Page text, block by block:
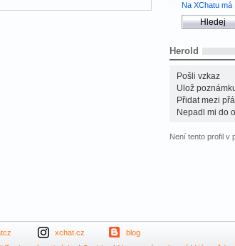
Na XChatu má
Herold
Pošli vzkaz
Ulož
Přidat mezi
Nepadl mi do
Není tento profil v
xchat.cz
blog